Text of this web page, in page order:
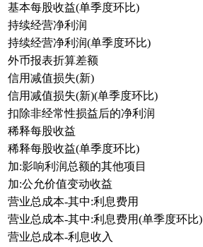
基本每股收益(单季度环比)
持续经营净利润
持续经营净利润(单季度环比)
外币报表折算差额
信用减值损失(新)
信用减值损失(新)(单季度环比)
扣除非经常性损益后的净利润
稀释每股收益
稀释每股收益(单季度环比)
加:影响利润总额的其他项目
加:公允价值变动收益
营业总成本-其中:利息费用
营业总成本-其中:利息费用(单季度环比)
营业总成本-利息收入